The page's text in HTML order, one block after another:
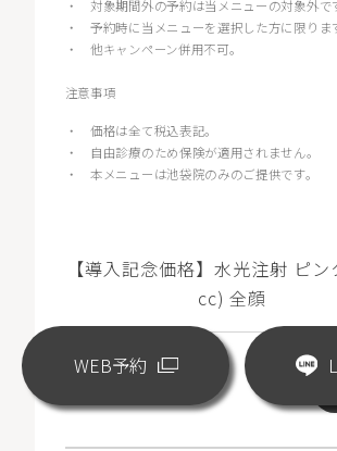
・ 対象期間外の予約は当メニューの対象外で
・予約時に当メニューを選択した方に限りま
・他キャンペーン併用不可。
注意事項
・価格は全て税込表記。
・
自由診療のため保険が適用されません。
・本メニューは池袋院のみのご提供です。
【導入記念価格】水光注射 ピ
cc) 全顔
WEB予約